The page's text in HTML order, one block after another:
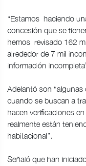
“Estamos haciendo
concesión que se
hemos revisado 162
alrededor de 7 mil
información
Adelantó son
cuando se buscan a
hacen verificaciones
realmente están
habitacional”.
Señaló que han